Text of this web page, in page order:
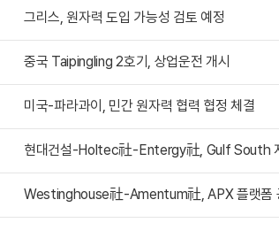
그리스, 원자력 도입 가능성 검토 예정
중국 Taipingling 2호기, 상업운전 개시
미국-파라과이, 민간 원자력 협력 협정 체결
Westinghouse社-Amentum社, APX 플랫폼